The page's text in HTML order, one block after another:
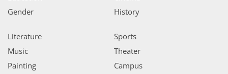
Gender
History
Literature
Music
Painting
Sports
Theater
Campus